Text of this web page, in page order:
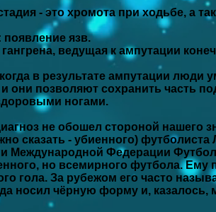
- это хромота при ходьбе, а
появление язв.
ведущая к ампутации
в результате ампутации
они позволяют сохранить часть
ногами.
не обошел стороной нашего
сказать - убиенного)
Международной Федерации
но всемирного футбола.
гола. За рубежом его часто
носил чёрную форму и,